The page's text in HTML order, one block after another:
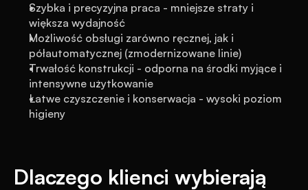
Szybka i precyzyjna praca - mniejsze straty i
większa wydajność
Możliwość obsługi zarówno ręcznej, jak i
półautomatycznej (zmodernizowane linie)
Trwałość konstrukcji - odporna na środki myjące i
intensywne użytkowanie
Łatwe czyszczenie i konserwacja - wysoki poziom
higieny
Dlaczego klienci wybierają